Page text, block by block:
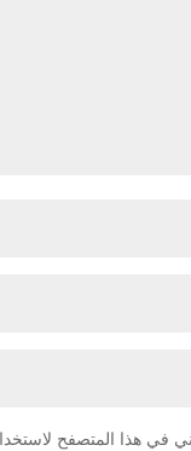
في هذا المتصفح